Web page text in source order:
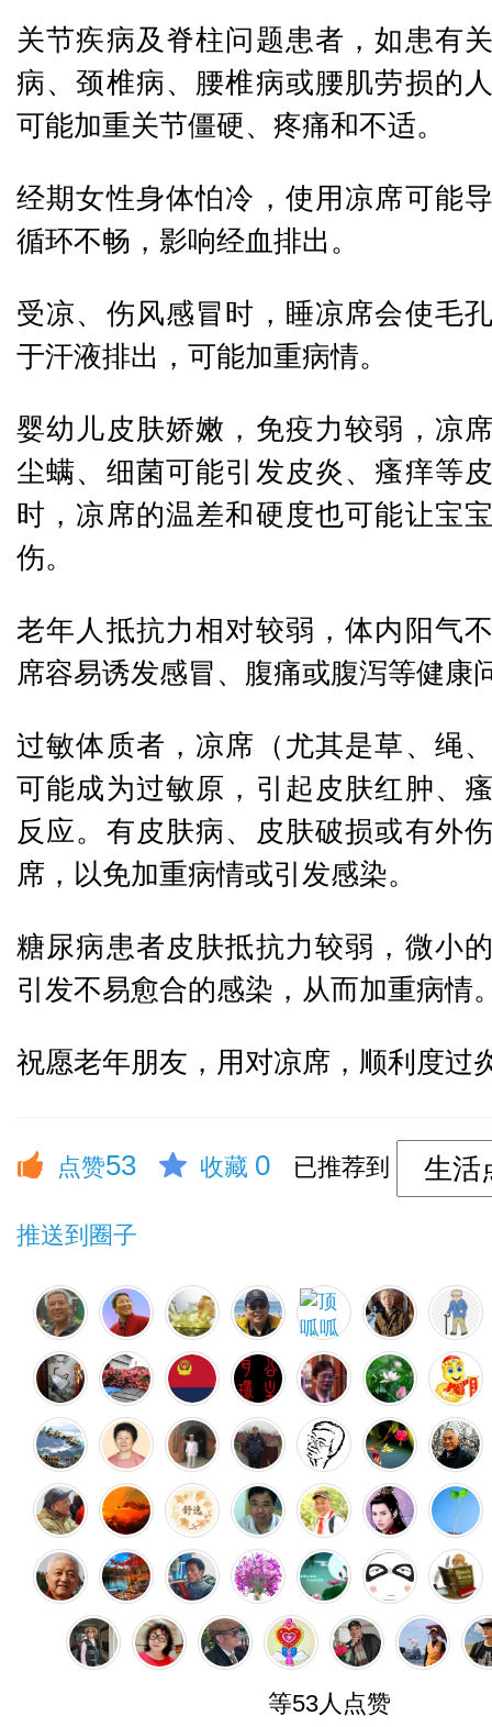
关节疾病及脊柱问题患者，如患有
病、颈椎病、腰椎病或腰肌劳损的
可能加重关节僵硬、疼痛和不适。
经期女性身体怕冷，使用凉席可能
循环不畅，影响经血排出。
受凉、伤风感冒时，睡凉席会使毛
于汗液排出，可能加重病情。
婴幼儿皮肤娇嫩，免疫力较弱，凉
尘螨、细菌可能引发皮炎、瘙痒等
时，凉席的温差和硬度也可能让宝
伤。
老年人抵抗力相对较弱，体内阳气
席容易诱发感冒、腹痛或腹泻等健康
过敏体质者，凉席（尤其是草、绳
可能成为过敏原，引起皮肤红肿、
反应。 有皮肤病、皮肤破损或有外
席，以免加重病情或引发感染。
糖尿病患者皮肤抵抗力较弱，微小
引发不易愈合的感染，从而加重病情
祝愿老年朋友，用对凉席，顺利度过
点赞53 收藏 0 已推荐到
推送到圈子
等53人点赞